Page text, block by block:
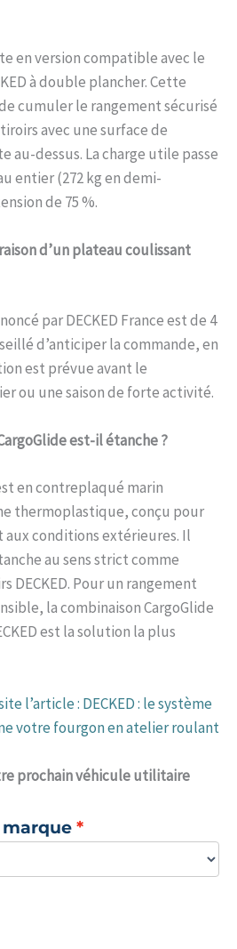
en version compatible avec le
à double plancher. Cette
cumuler le rangement sécurisé
avec une surface de
au-dessus. La charge utile passe
entier (272 kg en demi-
de 75 %.
d’un plateau coulissant
par DECKED France est de 4
d’anticiper la commande, en
est prévue avant le
ou une saison de forte activité.
est-il étanche ?
en contreplaqué marin
thermoplastique, conçu pour
aux conditions extérieures. Il
au sens strict comme
DECKED. Pour un rangement
la combinaison CargoGlide
est la solution la plus
l’article : DECKED : le système
votre fourgon en atelier roulant
prochain véhicule utilitaire
marque